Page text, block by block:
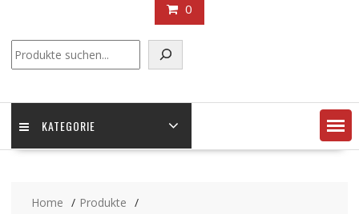
0
KATEGORIE
Home
Produkte